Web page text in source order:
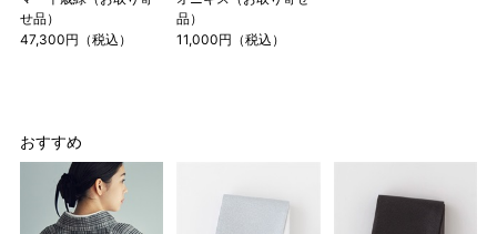
せ品）
47,300円（税込）
品）
11,000円（税込）
おすすめ